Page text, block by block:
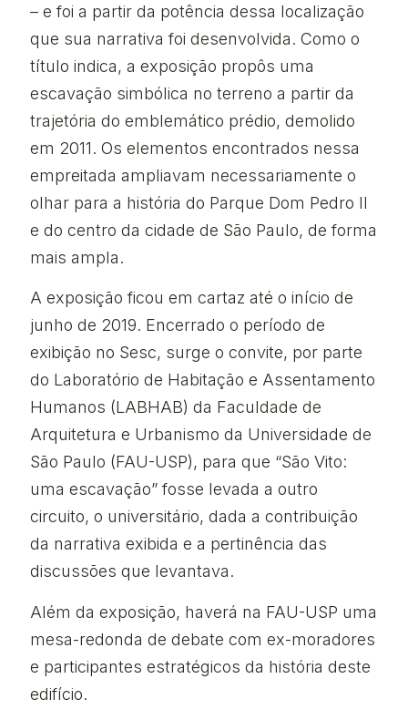
– e foi a partir da potência dessa localização
que sua narrativa foi desenvolvida. Como o
título indica, a exposição propôs uma
escavação simbólica no terreno a partir da
trajetória do emblemático prédio, demolido
em 2011. Os elementos encontrados nessa
empreitada ampliavam necessariamente o
olhar para a história do Parque Dom Pedro II
e do centro da cidade de São Paulo, de forma
mais ampla.
A exposição ficou em cartaz até o início de
junho de 2019. Encerrado o período de
exibição no Sesc, surge o convite, por parte
do Laboratório de Habitação e Assentamento
Humanos (LABHAB) da Faculdade de
Arquitetura e Urbanismo da Universidade de
São Paulo (FAU-USP), para que “São Vito:
uma escavação” fosse levada a outro
circuito, o universitário, dada a contribuição
da narrativa exibida e a pertinência das
discussões que levantava.
Além da exposição, haverá na FAU-USP uma
mesa-redonda de debate com ex-moradores
e participantes estratégicos da história deste
edifício.